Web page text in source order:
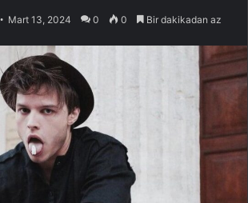
Mart 13, 2024 0 0 Bir dakikadan az